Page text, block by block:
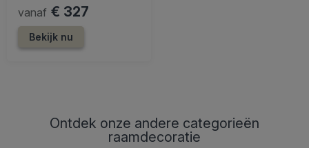
vanaf € 327
Bekijk nu
Ontdek onze andere categorieën
raamdecoratie